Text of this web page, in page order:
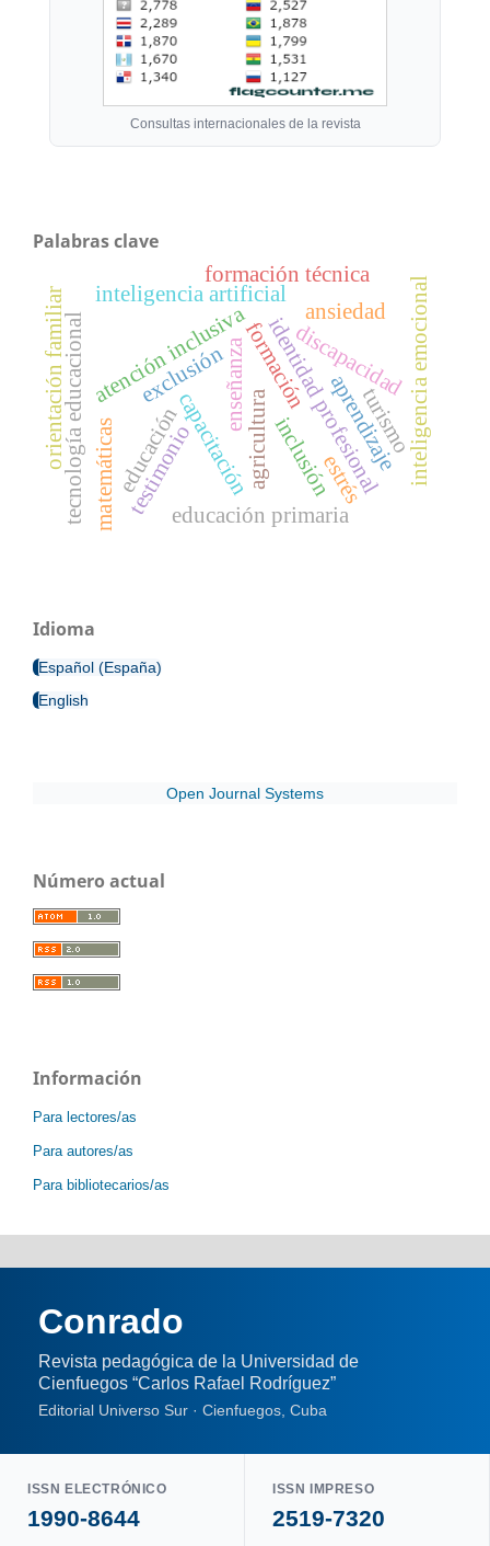
Consultas internacionales de la revista
Palabras clave
formación
atención inclusivaidentidad profesional
enseñanza aprendizaje
inclusión
exclusión discapacidad
capacitación
inteligencia artificial
tecnología educacional estrés
ansiedad
orientación familiar agricultura
formación técnica
turismointeligencia emocional
educación primaria
educación
matemáticastestimonio
Idioma
Español (España)
English
Open Journal Systems
Número actual
Información
Para lectores/as
Para autores/as
Para bibliotecarios/as
Conrado
Revista pedagógica de la Universidad de
Cienfuegos “Carlos Rafael Rodríguez”
Editorial Universo Sur · Cienfuegos, Cuba
ISSN ELECTRÓNICO
1990-8644
ISSN IMPRESO
2519-7320